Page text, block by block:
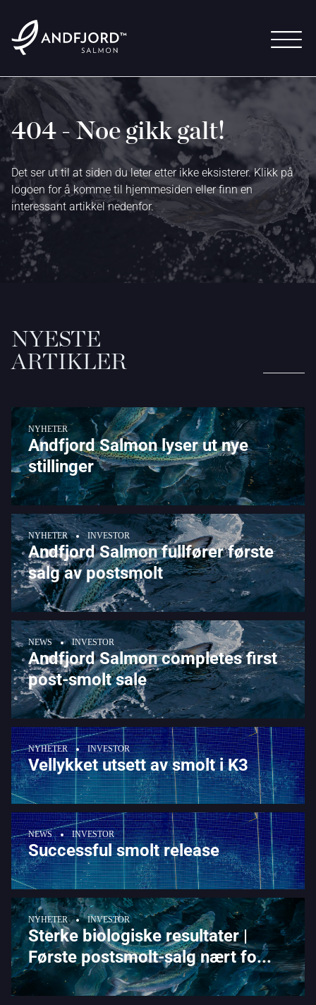
404 - Noe gikk galt!
Det ser ut til at siden du leter etter ikke eksisterer. Klikk på
logoen for å komme til hjemmesiden eller finn en
interessant artikkel nedenfor.
NYESTE
ARTIKLER
NYHETER
Andfjord Salmon lyser ut nye
stillinger
NYHETER INVESTOR
Andfjord Salmon fullfører første
salg av postsmolt
NEWS INVESTOR
Andfjord Salmon completes first
post-smolt sale
NYHETER INVESTOR
Vellykket utsett av smolt i K3
NEWS INVESTOR
Successful smolt release
NYHETER INVESTOR
Sterke biologiske resultater |
Første postsmolt-salg nært fo...